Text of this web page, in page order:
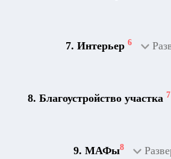
7. Интерьер 6
8. Благоустройство участка 7
9. МАФы8